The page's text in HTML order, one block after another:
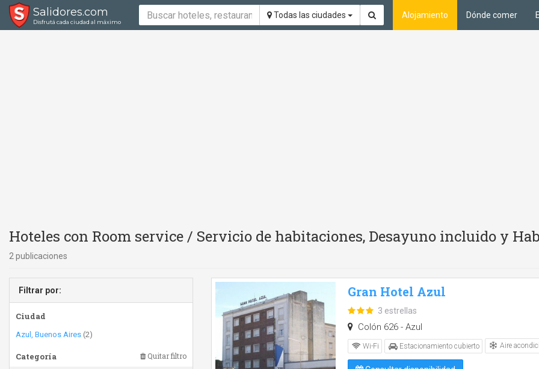
Salidores.com
Disfrutá cada ciudad al máximo
Todas las ciudades Alojamiento Dónde comer
Hoteles con Room service / Servicio de habitaciones, Desayuno incluido y
2 publicaciones
Filtrar por:
Ciudad
Azul, Buenos Aires (2)
Categoría Quitar filtro
Gran Hotel Azul
3 estrellas
Colón 626 - Azul
Wi-Fi Estacionamiento cubierto Aire